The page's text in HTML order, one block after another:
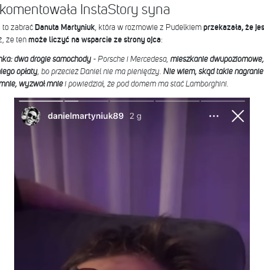
InstaStory syna
to zabrać Danuta Martyniuk, która w rozmowie z Pudelkiemprzekazała, że
że ten może liczyć na wsparcie ze strony ojca:
dwa drogie samochody- Porsche i Mercedesa, mieszkanie
opłaty, bo przecież Daniel nie ma pieniędzy. Nie wiem, skąd takie
wyzwał mniei powiedział, że pod domem ma stać Lamborghini.